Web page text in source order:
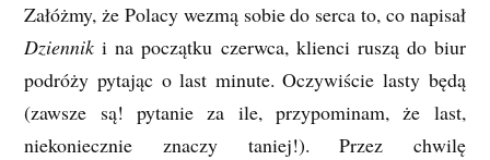
Załóżmy, że Polacy wezmą sobie do serca to, co napisał
Dziennik i na początku czerwca, klienci ruszą do biur
podróży pytając o last minute. Oczywiście lasty będą
(zawsze są! pytanie za ile, przypominam, że last,
niekoniecznie znaczy taniej!). Przez chwilę